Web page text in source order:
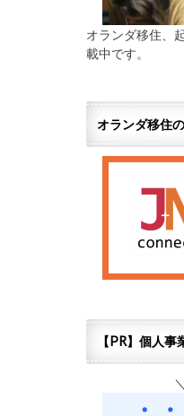
オランダ移住、
載中です。
オランダ移住
【PR】個人